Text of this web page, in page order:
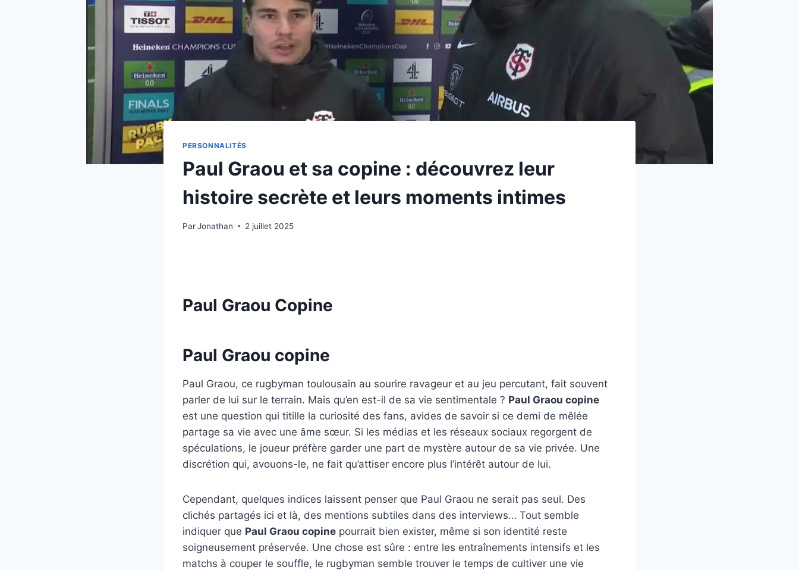
PERSONNALITÉS
Paul Graou et sa copine : découvrez leur
histoire secrète et leurs moments intimes
ParJonathan 2 juillet 2025
Paul Graou Copine
Paul Graou copine
Paul Graou, ce rugbyman toulousain au sourire ravageur et au jeu percutant, fait souvent
parler de lui sur le terrain. Mais qu’en est-il de sa vie sentimentale ? Paul Graou copine
est une question qui titille la curiosité des fans, avides de savoir si ce demi de mêlée
partage sa vie avec une âme sœur. Si les médias et les réseaux sociaux regorgent de
spéculations, le joueur préfère garder une part de mystère autour de sa vie privée. Une
discrétion qui, avouons-le, ne fait qu’attiser encore plus l’intérêt autour de lui.
Cependant, quelques indices laissent penser que Paul Graou ne serait pas seul. Des
clichés partagés ici et là, des mentions subtiles dans des interviews… Tout semble
indiquer que Paul Graou copine pourrait bien exister, même si son identité reste
soigneusement préservée. Une chose est sûre : entre les entraînements intensifs et les
matchs à couper le souffle, le rugbyman semble trouver le temps de cultiver une vie